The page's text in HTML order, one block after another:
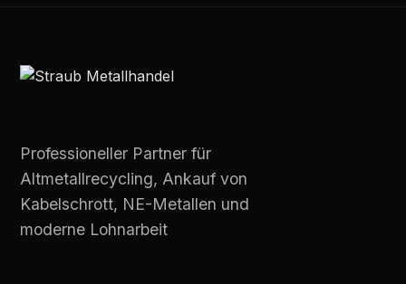
Professioneller Partner für
Altmetallrecycling, Ankauf von
Kabelschrott, NE-Metallen und
moderne Lohnarbeit